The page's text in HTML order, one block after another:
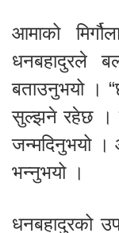
आमाको
धनबहादुरले
बताउनुभयो ।
सुल्झने रहेछ ।
जन्मदिनुभयो ।
भन्नुभयो ।
धनबहादुरको